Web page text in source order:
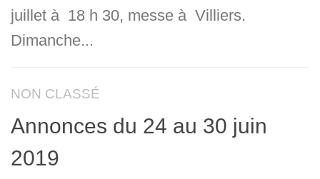
juillet à 18 h 30, messe à Villiers.
Dimanche...
NON CLASSÉ
Annonces du 24 au 30 juin
2019